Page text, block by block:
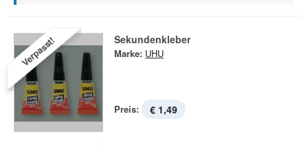
Verpasst! Sekundenkleber
Marke: UHU
Preis: € 1,49